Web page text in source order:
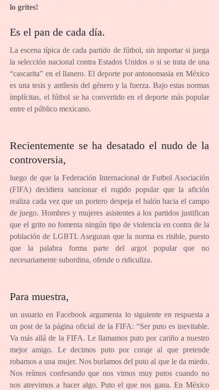
lo grites!
Es el pan de cada día.
La escena típica de cada partido de fútbol, sin importar si juega
la selección nacional contra Estados Unidos o si se trata de una
“cascarita” en el llanero. El deporte por antonomasia en México
es una tesis y antítesis del género y la fuerza. Bajo estas normas
implícitas, el fútbol se ha convertido en el deporte más popular
entre el público mexicano.
Recientemente se ha desatado el nudo de la
controversia,
luego de que la Federación Internacional de Futbol Asociación
(FIFA) decidiera sancionar el rugido popular que la afición
realiza cada vez que un portero despeja el balón hacia el campo
de juego. Hombres y mujeres asistentes a los partidos justifican
que el grito no fomenta ningún tipo de violencia en contra de la
población de LGBTI. Aseguran que la norma es risible, puesto
que la palabra forma parte del argot popular que no
necesariamente subordina, ofende o ridiculiza.
Para muestra,
un usuario en Facebook argumenta lo siguiente en respuesta a
un post de la página oficial de la FIFA: “Ser puto es inevitable.
Va más allá de la FIFA. Le llamamos puto por cariño a nuestro
mejor amigo. Le decimos puto por coraje al que pretende
robarnos a una mujer. Nos burlamos del puto al que le da miedo.
Nos reímos confesando que nos vimos muy putos cuando no
nos atrevimos a hacer algo. Puto el que nos gana. En México